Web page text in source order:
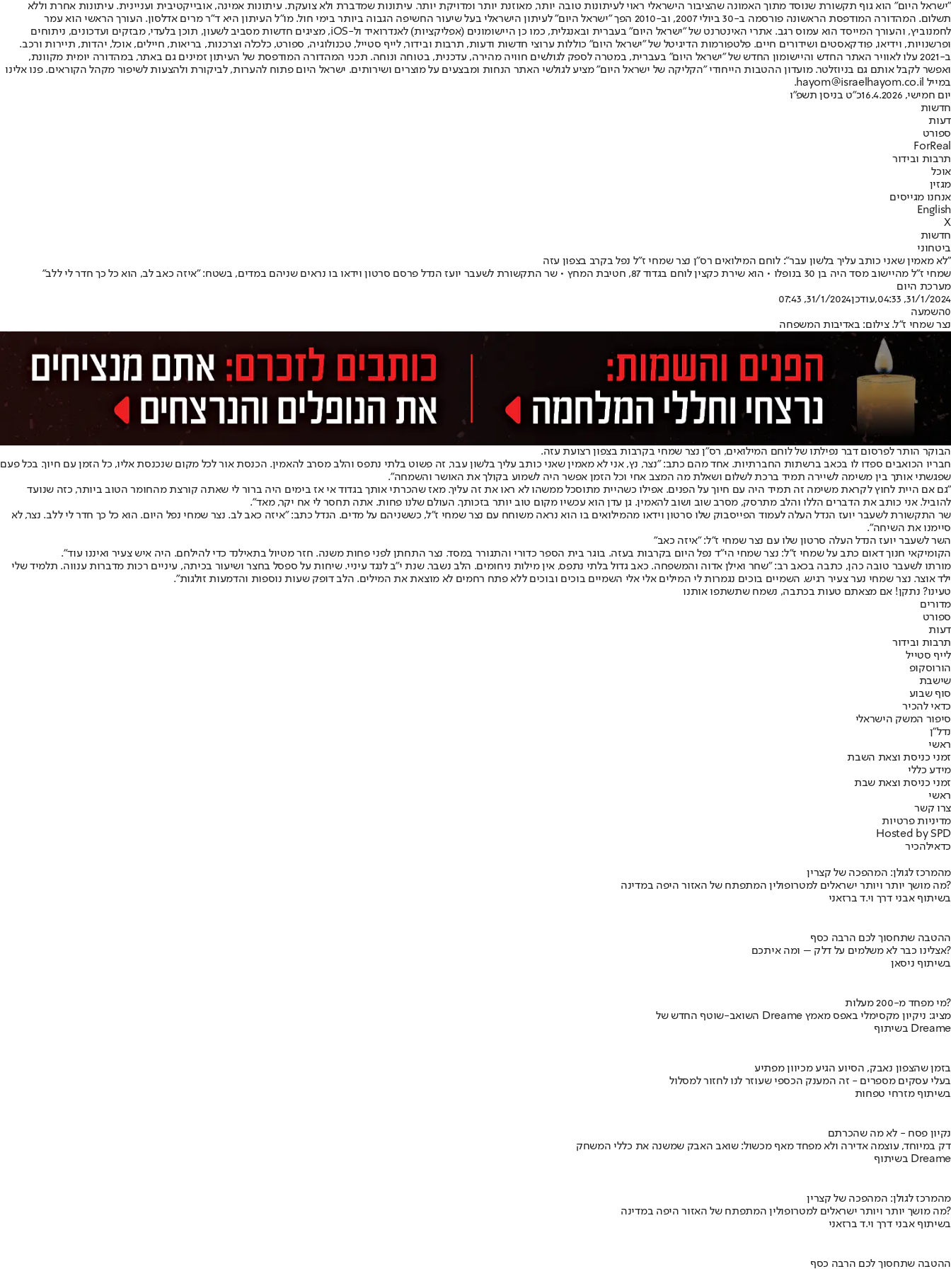
"ישראל היום" הוא גוף תקשורת שנוסד מתוך האמונה שהציבור הישראלי ראוי לעיתונות טובה יותר, מאוזנת יותר ומדויקת יותר. עיתונות שמדברת ולא צועקת. עיתונות אמינה, אובייקטיבית ועניינית. עיתונות אחרת וללא
תשלום. המהדורה המודפסת הראשונה פורסמה ב-30 ביולי 2007, וב-2010 הפך "ישראל היום" לעיתון הישראלי בעל שיעור החשיפה הגבוה ביותר בימי חול. מו"ל העיתון היא ד"ר מרים אדלסון. העורך הראשי הוא עמר
לחמנוביץ, והעורך המייסד הוא עמוס רגב. אתרי האינטרנט של "ישראל היום" בעברית ובאנגלית, כמו כן היישומונים (אפליקציות) לאנדרואיד ול-iOS, מציגים חדשות מסביב לשעון, תוכן בלעדי, מבזקים ועדכונים, ניתוחים
ופרשנויות, וידיאו, פודקאסטים ושידורים חיים. פלטפורמות הדיגיטל של "ישראל היום" כוללות ערוצי חדשות ודעות, תרבות ובידור, לייף סטייל, טכנולוגיה, ספורט, כלכלה וצרכנות, בריאות, חיילים, אוכל, יהדות, תיירות ורכב.
ב-2021 עלו לאוויר האתר החדש והיישומון החדש של "ישראל היום" בעברית, במטרה לספק לגולשים חוויה מהירה, עדכנית, בטוחה ונוחה. תכני המהדורה המודפסת של העיתון זמינים גם באתר, במהדורה יומית מקוונת,
ואפשר לקבל אותם גם בניוזלטר. מועדון ההטבות הייחודי "הקליקה של ישראל היום" מציע לגולשי האתר הנחות ומבצעים על מוצרים ושירותים. ישראל היום פתוח להערות, לביקורת ולהצעות לשיפור מקהל הקוראים. פנו אלינו
במייל hayom@israelhayom.co.il.
יום חמישי, 16.4.2026
כ"ט בניסן תשפ"ו
חדשות
דעות
ספורט
ForReal
תרבות ובידור
אוכל
מגזין
אנחנו מגייסים
English
X
חדשות
ביטחוני
"לא מאמין שאני כותב עליך בלשון עבר": לוחם המילואים רס"ן נצר שמחי ז"ל נפל בקרב בצפון עזה
שמחי ז"ל מהיישוב מסד היה בן 30 בנופלו • הוא שירת כקצין לוחם בגדוד 87, חטיבת המחץ • שר התקשורת לשעבר יועז הנדל פרסם סרטון וידאו בו נראים שניהם במדים, בשטח: "איזה כאב לב, הוא כל כך חדר לי ללב"
מערכת היום
31/1/2024, 04:33
,עודכן31/1/2024, 07:43
0השמעה
נצר שמחי ז"ל. צילום: באדיבות המשפחה
הבוקר הותר לפרסום דבר נפילתו של לוחם המילואים, רס"ן נצר שמחי בקרבות בצפון רצועת עזה.
חבריו הכואבים ספדו לו בכאב ברשתות החברתיות. אחד מהם כתב: "נצר, נץ, אני לא מאמין שאני כותב עליך בלשון עבר, זה פשוט בלתי נתפס והלב מסרב להאמין. הכנסת אור לכל מקום שנכנסת אליו, כל הזמן עם חיוך. בכל פעם
שפגשתי אותך בין משימה לשיירה תמיד ברכת לשלום ושאלת מה המצב אחי וכל הזמן אפשר היה לשמוע בקולך את האושר והשמחה".
"גם אם היית לחוץ לקראת משימה זה תמיד היה עם חיוך על הפנים. אפילו כשהיית מתוסכל ממשהו לא ראו את זה עליך. מאז שהכרתי אותך בגדוד אי אז בימים היה ברור לי שאתה קורצת מהחומר הטוב ביותר, כזה שנועד
להוביל. אני כותב את הדברים הללו והלב מתרסק, מסרב שוב ושוב להאמין. גן עדן הוא עכשיו מקום טוב יותר בזכותך. העולם שלנו פחות. אתה תחסר לי אח יקר, מאד".
שר התקשורת לשעבר יועז הנדל העלה לעמוד הפייסבוק שלו סרטון וידאו מהמילואים בו הוא נראה משוחח עם נצר שמחי ז"ל, כששניהם על מדים. הנדל כתב: "איזה כאב לב. נצר שמחי נפל היום. הוא כל כך חדר לי ללב. נצר, לא
סיימנו את השיחה".
השר לשעבר יועז הנדל העלה סרטון שלו עם נצר שמחי ז"ל: "איזה כאב"
הקומיקאי חנוך דאום כתב על שמחי ז"ל: נצר שמחי הי"ד נפל היום בקרבות בעזה. בוגר בית הספר כדורי והתגורר במסד. נצר התחתן לפני פחות משנה. חזר מטיול בתאילנד כדי להילחם. היה איש צעיר ואיננו עוד".
מורתו לשעבר טובה כהן, כתבה בכאב רב: "שחר ואילן אדוה והמשפחה. כאב גדול בלתי נתפס, אין מילות ניחומים. הלב נשבר. שנת י"ב לנגד עיניי. שיחות על ספסל בחצר ושיעור בכיתה, עיניים רכות מדברות ענווה. תלמיד שלי
ילד אוצר. נצר שמחי נער צעיר רגיש. השמיים בוכים נגמרות לי המילים אלי אלי השמיים בוכים ובוכים ללא פתח רחמים לא מוצאת את המילים. הלב דופק שעות נוספות והדמעות זולגות".
טעינו? נתקן! אם מצאתם טעות בכתבה, נשמח שתשתפו אותנו
מדורים
ספורט
דעות
תרבות ובידור
לייף סטייל
הורוסקופ
שישבת
סוף שבוע
כדאי להכיר
סיפור המשק הישראלי
נדל"ן
ראשי
זמני כניסת וצאת השבת
מידע כללי
זמני כניסת וצאת שבת
ראשי
צרו קשר
מדיניות פרטיות
Hosted by SPD
כדאילהכיר
מהמרכז לגולן: המהפכה של קצרין
מה מושך יותר ויותר ישראלים למטרופולין המתפתח של האזור היפה במדינה?
בשיתוף אבני דרך וי.ד ברזאני
ההטבה שתחסוך לכם הרבה כסף
אצלינו כבר לא משלמים על דלק – ומה איתכם?
בשיתוף ניסאן
מי מפחד מ-200 מעלות?
השואב-שוטף החדש של Dreame מציג: ניקיון מקסימלי באפס מאמץ
בשיתוף Dreame
בזמן שהצפון נאבק, הסיוע הגיע מכיוון מפתיע
בעלי עסקים מספרים - זה המענק הכספי שעוזר לנו לחזור למסלול
בשיתוף מזרחי טפחות
נקיון פסח - לא מה שהכרתם
דק במיוחד, עוצמה אדירה ולא מפחד מאף מכשול: שואב האבק שמשנה את כללי המשחק
בשיתוף Dreame
מהמרכז לגולן: המהפכה של קצרין
מה מושך יותר ויותר ישראלים למטרופולין המתפתח של האזור היפה במדינה?
בשיתוף אבני דרך וי.ד ברזאני
ההטבה שתחסוך לכם הרבה כסף